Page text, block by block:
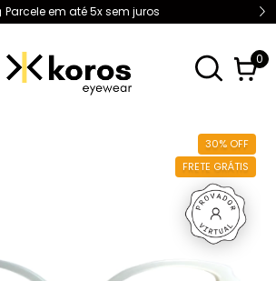
Parcele em até 5x sem juros
0
30% OFF
FRETE GRÁTIS